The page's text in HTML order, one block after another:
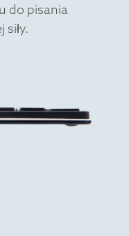
do pisania